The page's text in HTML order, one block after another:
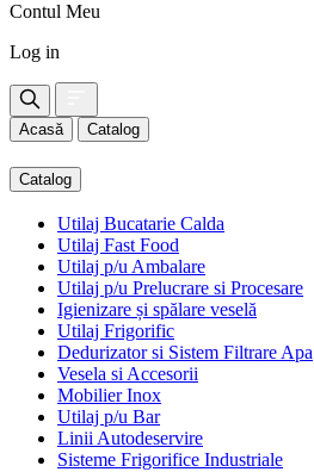
Contul Meu
Log in
Acasă Catalog
Catalog
Utilaj Bucatarie Calda
Utilaj Fast Food
Utilaj p/u Ambalare
Utilaj p/u Prelucrare si Procesare
Igienizare și spălare veselă
Utilaj Frigorific
Dedurizator si Sistem Filtrare Apa
Vesela si Accesorii
Mobilier Inox
Utilaj p/u Bar
Linii Autodeservire
Sisteme Frigorifice Industriale